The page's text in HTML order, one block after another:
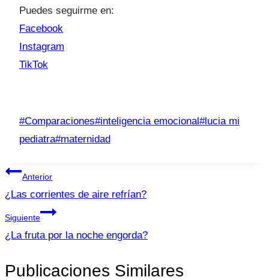
Puedes seguirme en:
Facebook
Instagram
TikTok
Etiquetas
de
entrada:
#Comparaciones#inteligencia emocional#lucia mi
pediatra#maternidad
Navegación
de
entradas
Anterior
¿Las corrientes de aire refrían?
Siguiente
¿La fruta por la noche engorda?
Publicaciones Similares